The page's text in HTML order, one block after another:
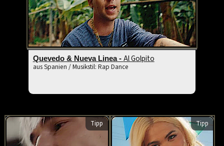
Quevedo & Nueva Linea - Al Golpito
aus Spanien / Musikstil: Rap Dance
Tipp Tipp